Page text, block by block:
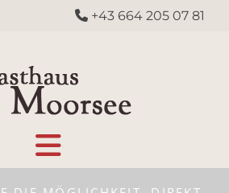
 +43 664 205 07 81